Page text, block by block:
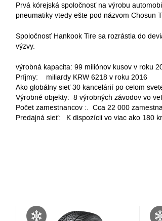
Prvá kórejská spoločnosť na výrobu
pneumatiky vtedy ešte pod názvom Chosun
Spoločnosť Hankook Tire sa rozrástla do
výzvy.
výrobná kapacita: 99 miliónov kusov v roku
Príjmy: miliardy KRW 6218 v roku 2016
Ako globálny sieť 30 kancelárií po celom
Výrobné objekty: 8 výrobných závodov vo
Počet zamestnancov :. Cca 22 000
Predajná sieť: K dispozícii vo viac ako 180